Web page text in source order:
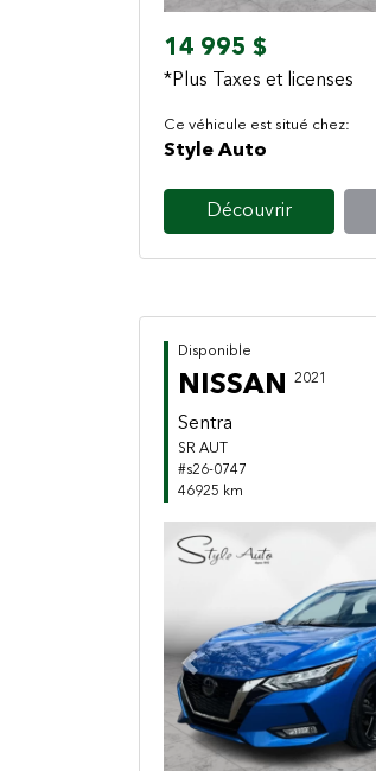
14 995 $
*Plus Taxes et licenses
Ce véhicule est situé chez:
Style Auto
Découvrir
Disponible
NISSAN 2021
Sentra
SR AUT
#s26-0747
46925 km
Previous